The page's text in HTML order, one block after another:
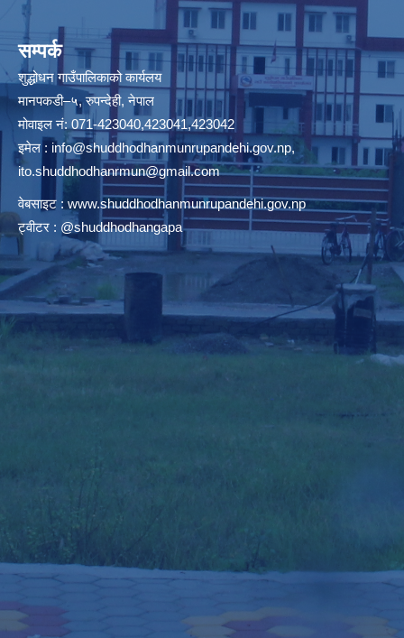
सम्पर्क
शुद्धोधन गाउँपालिकाको कार्यलय
मानपकडी–५, रुपन्देही, नेपाल
मोवाइल नं: 071-423040,423041,423042
इमेल : info@shuddhodhanmunrupandehi.gov.np,
ito.shuddhodhanrmun@gmail.com
वेबसाइट : www.shuddhodhanmunrupandehi.gov.np
ट्वीटर : @shuddhodhangapa